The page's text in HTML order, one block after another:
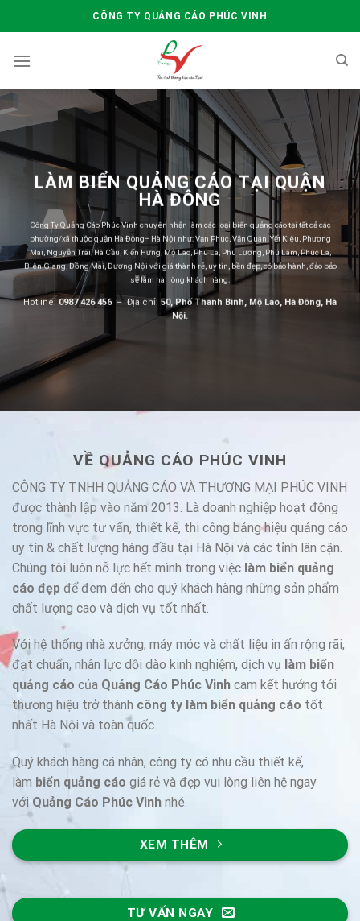
to
CÔNG TY QUẢNG CÁO PHÚC VINH
LÀM BIỂN QUẢNG CÁO TẠI QUẬN
HÀ ĐÔNG
Công Ty Quảng Cáo Phúc Vinh chuyên nhận làm các loại biển quảng cáo tại tất cả các
phường/xã thuộc quận Hà Đông– Hà Nội như: Vạn Phúc, Văn Quán, Yết Kiêu, Phương
Mai, Nguyễn Trãi, Hà Cầu, Kiến Hưng, Mộ Lao, Phú La, Phú Lương, Phú Lãm, Phúc La,
Biên Giang, Đồng Mai, Dương Nội với giá thành rẻ, uy tin, bền đẹp, có bảo hành, đảo bảo
sẽ làm hài lòng khách hàng.
Hotline:0987 426 456– Địa chỉ: 50, Phố Thanh Bình, Mộ Lao, Hà Đông, Hà
Nội.
VỀ QUẢNG CÁO PHÚC VINH
CÔNG TY TNHH QUẢNG CÁO VÀ THƯƠNG MẠI PHÚC VINH
được thành lập vào năm 2013. Là doanh nghiệp hoạt động
trong lĩnh vực tư vấn, thiết kế, thi công bảng hiệu quảng cáo
uy tín & chất lượng hàng đầu tại Hà Nội và các tỉnh lân cận.
Chúng tôi luôn nỗ lực hết mình trong việc làm biển quảng
cáo đẹp để đem đến cho quý khách hàng những sản phẩm
chất lượng cao và dịch vụ tốt nhất.
Với hệ thống nhà xưởng, máy móc và chất liệu in ấn rộng rãi,
đạt chuẩn, nhân lực dồi dào kinh nghiệm, dịch vụ làm biển
quảng cáo của Quảng Cáo Phúc Vinh cam kết hướng tới
thương hiệu trở thành công ty làm biển quảng cáo tốt
nhất Hà Nội và toàn quốc.
Quý khách hàng cá nhân, công ty có nhu cầu thiết kế,
làm biển quảng cáo giá rẻ và đẹp vui lòng liên hệ ngay
với Quảng Cáo Phúc Vinh nhé.
XEM THÊM
TƯ VẤN NGAY